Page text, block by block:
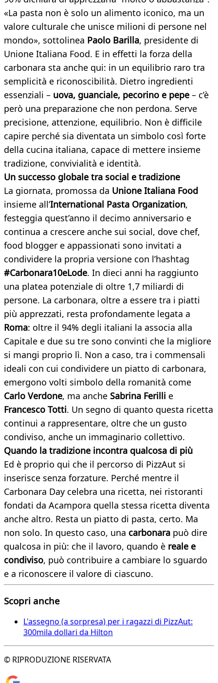
«La pasta non è solo un alimento iconico, ma un
valore culturale che unisce milioni di persone nel
mondo», sottolinea Paolo Barilla, presidente di
Unione Italiana Food. E in effetti la forza della
carbonara sta anche qui: in un equilibrio raro tra
semplicità e riconoscibilità. Dietro ingredienti
essenziali – uova, guanciale, pecorino e pepe – c’è
però una preparazione che non perdona. Serve
precisione, attenzione, equilibrio. Non è difficile
capire perché sia diventata un simbolo così forte
della cucina italiana, capace di mettere insieme
tradizione, convivialità e identità.
Un successo globale tra social e tradizione
La giornata, promossa da Unione Italiana Food
insieme all’International Pasta Organization,
festeggia quest’anno il decimo anniversario e
continua a crescere anche sui social, dove chef,
food blogger e appassionati sono invitati a
condividere la propria versione con l’hashtag
#Carbonara10eLode. In dieci anni ha raggiunto
una platea potenziale di oltre 1,7 miliardi di
persone. La carbonara, oltre a essere tra i piatti
più apprezzati, resta profondamente legata a
Roma: oltre il 94% degli italiani la associa alla
Capitale e due su tre sono convinti che la migliore
si mangi proprio lì. Non a caso, tra i commensali
ideali con cui condividere un piatto di carbonara,
emergono volti simbolo della romanità come
Carlo Verdone, ma anche Sabrina Ferilli e
Francesco Totti. Un segno di quanto questa ricetta
continui a rappresentare, oltre che un gusto
condiviso, anche un immaginario collettivo.
Quando la tradizione incontra qualcosa di più
Ed è proprio qui che il percorso di PizzAut si
inserisce senza forzature. Perché mentre il
Carbonara Day celebra una ricetta, nei ristoranti
fondati da Acampora quella stessa ricetta diventa
anche altro. Resta un piatto di pasta, certo. Ma
non solo. In questo caso, una carbonara può dire
qualcosa in più: che il lavoro, quando è reale e
condiviso, può contribuire a cambiare lo sguardo
e a riconoscere il valore di ciascuno.
Scopri anche
L'assegno (a sorpresa) per i ragazzi di PizzAut:
300mila dollari da Hilton
© RIPRODUZIONE RISERVATA